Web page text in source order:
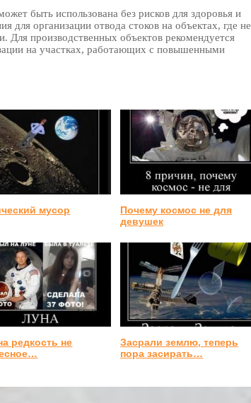
быть использована без рисков для здоровья и
для организации отвода стоков на объектах, где не
Для производственных объектов рекомендуется
на участках, работающих с повышенными
мусор
Почему космос не для
девушек
редкость не
Засрали землю, теперь
пора засирать…